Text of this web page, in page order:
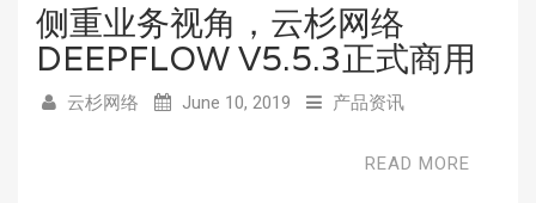
侧重业务视角，云杉网络
DEEPFLOW V5.5.3正式商用
云杉网络 June 10, 2019 产品资讯
READ MORE